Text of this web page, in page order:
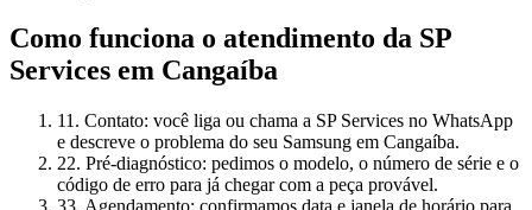
Como funciona o atendimento da SP
Services em Cangaíba
11. Contato: você liga ou chama a SP Services no WhatsApp
e descreve o problema do seu Samsung em Cangaíba.
22. Pré-diagnóstico: pedimos o modelo, o número de série e o
código de erro para já chegar com a peça provável.
33. Agendamento: confirmamos data e janela de horário para